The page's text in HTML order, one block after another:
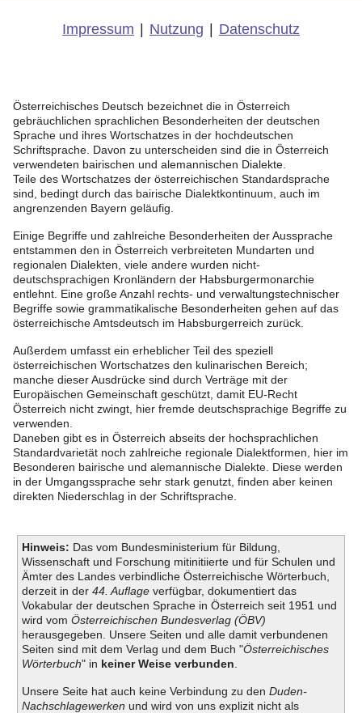
Impressum Nutzung Datenschutz
Österreichisches Deutsch bezeichnet die in Österreich
gebräuchlichen sprachlichen Besonderheiten der deutschen
Sprache und ihres Wortschatzes in der hochdeutschen
Schriftsprache. Davon zu unterscheiden sind die in Österreich
verwendeten bairischen und alemannischen Dialekte.
Teile des Wortschatzes der österreichischen Standardsprache
sind, bedingt durch das bairische Dialektkontinuum, auch im
angrenzenden Bayern geläufig.
Einige Begriffe und zahlreiche Besonderheiten der Aussprache
entstammen den in Österreich verbreiteten Mundarten und
regionalen Dialekten, viele andere wurden nicht-
deutschsprachigen Kronländern der Habsburgermonarchie
entlehnt. Eine große Anzahl rechts- und verwaltungstechnischer
Begriffe sowie grammatikalische Besonderheiten gehen auf das
österreichische Amtsdeutsch im Habsburgerreich zurück.
Außerdem umfasst ein erheblicher Teil des speziell
österreichischen Wortschatzes den kulinarischen Bereich;
manche dieser Ausdrücke sind durch Verträge mit der
Europäischen Gemeinschaft geschützt, damit EU-Recht
Österreich nicht zwingt, hier fremde deutschsprachige Begriffe zu
verwenden.
Daneben gibt es in Österreich abseits der hochsprachlichen
Standardvarietät noch zahlreiche regionale Dialektformen, hier im
Besonderen bairische und alemannische Dialekte. Diese werden
in der Umgangssprache sehr stark genutzt, finden aber keinen
direkten Niederschlag in der Schriftsprache.
Hinweis: Das vom Bundesministerium für Bildung,
Wissenschaft und Forschung mitinitiierte und für Schulen und
Ämter des Landes verbindliche Österreichische Wörterbuch,
derzeit in der 44. Auflageverfügbar, dokumentiert das
Vokabular der deutschen Sprache in Österreich seit 1951 und
wird vom Österreichischen Bundesverlag (ÖBV)
herausgegeben. Unsere Seiten und alle damit verbundenen
Seiten sind mit dem Verlag und dem Buch "Österreichisches
Wörterbuch" in keiner Weise verbunden
Unsere Seite hat auch keine Verbindung zu den Duden-
Nachschlagewerken und wird von uns explizit nicht als